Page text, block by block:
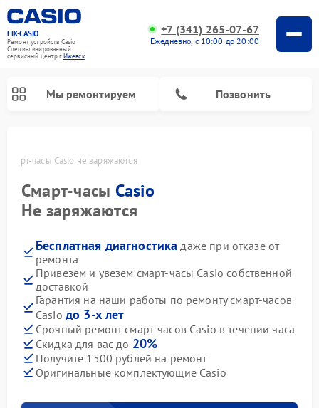
FIX-CASIO
Ремонт устройств Casio
Специализированный
cервисный центр г.Ижевск
+7 (341) 265-07-67
Ежедневно, с 10:00 до 20:00
Мы ремонтируем Позвонить
Смарт-часы Casio не заряжаются
Смарт-часы Casio
Не заряжаются
Бесплатная диагностика даже при отказе от
ремонта
Привезем и увезем смарт-часы Casio собственной
доставкой
Гарантия на наши работы по ремонту смарт-часов
Casio до 3-х лет
Срочный ремонт смарт-часов Casio в течении часа
Скидка для вас до 20%
Получите 1500 рублей на ремонт
Оригинальные комплектующие Casio